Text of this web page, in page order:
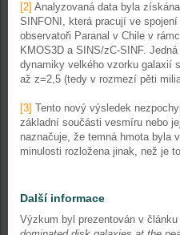
[2] Analyzovaná data byla
SINFONI, která pracují ve
observatoři Paranal v Chile v
KMOS3D a SINS/zC-SINF.
dynamiky velkého vzorku galaxií
až z=2,5 (tedy v rozmezí pěti
[3] Tento nový výsledek
základní součásti vesmíru nebo
naznačuje, že temná hmota byla
minulosti rozložena jinak, než je
Další informace
Výzkum byl prezentován v článku